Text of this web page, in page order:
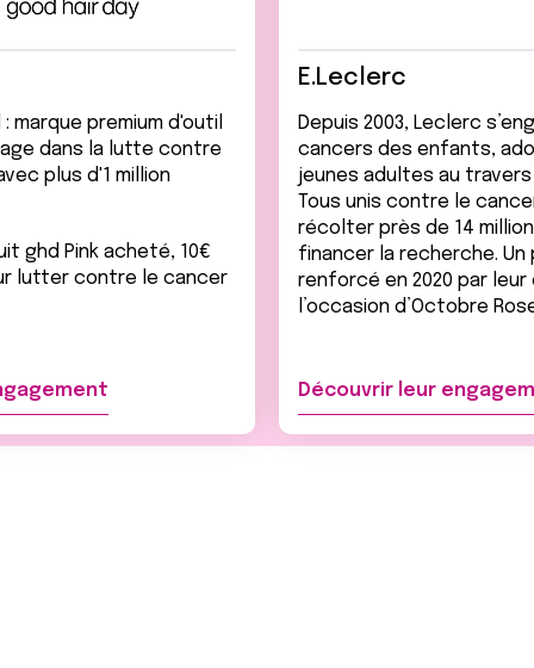
marque premium d'outil
dans la lutte contre
plus d'1 million
ghd Pink acheté, 10€
lutter contre le cancer
E.Leclerc
Depuis 2003, Leclerc
cancers des enfants,
jeunes adultes au travers
Tous unis contre le
récolter près de 14
financer la recherche.
renforcé en 2020 par leur
l’occasion d’Octobre
Découvrir leur